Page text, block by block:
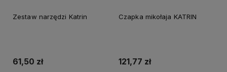
Zestaw narzędzi Katrin
61,50 zł
Czapka mikołaja KATRIN
121,77 zł